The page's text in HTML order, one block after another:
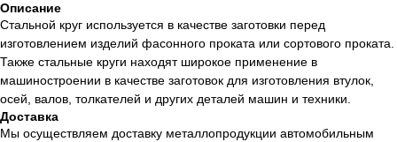
Описание
Стальной круг используется в качестве заготовки перед
изготовлением изделий фасонного проката или сортового проката.
Также стальные круги находят широкое применение в
машиностроении в качестве заготовок для изготовления втулок,
осей, валов, толкателей и других деталей машин и техники.
Доставка
Мы осуществляем доставку металлопродукции автомобильным